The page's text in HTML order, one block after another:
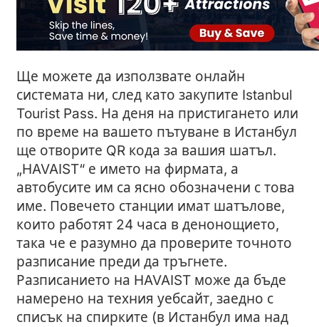
Ще можете да използвате онлайн
системата ни, след като закупите Istanbul
Tourist Pass. На деня на пристигането или
по време на вашето пътуване в Истанбул
ще отворите QR кода за вашия шатъл.
„HAVAIST“ е името на фирмата, а
автобусите им са ясно обозначени с това
име. Повечето станции имат шатълове,
които работят 24 часа в денонощието,
така че е разумно да проверите точното
разписание преди да тръгнете.
Разписанието на HAVAIST може да бъде
намерено на техния уебсайт, заедно с
списък на спирките (в Истанбул има над